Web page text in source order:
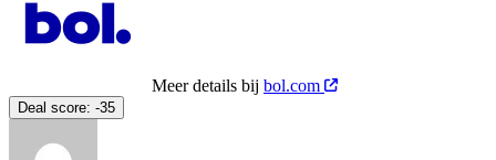
Meer details bij bol.com
Deal score: -35